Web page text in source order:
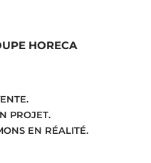
HORECA
PROJET.
EN RÉALITÉ.